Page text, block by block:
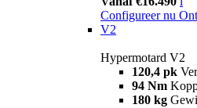
Configureer nu
V2
Hypermotard V2
120,4 pk
94 Nm
180 kg